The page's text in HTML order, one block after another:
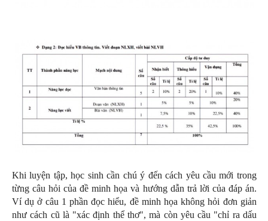
Khi luyện tập, học sinh cần chú ý đến cách yêu cầu mới trong
từng câu hỏi của đề minh họa và hướng dẫn trả lời của đáp án.
Ví dụ ở câu 1 phần đọc hiểu, đề minh họa không hỏi đơn giản
như cách cũ là "xác định thể thơ", mà còn yêu cầu "chỉ ra dấu